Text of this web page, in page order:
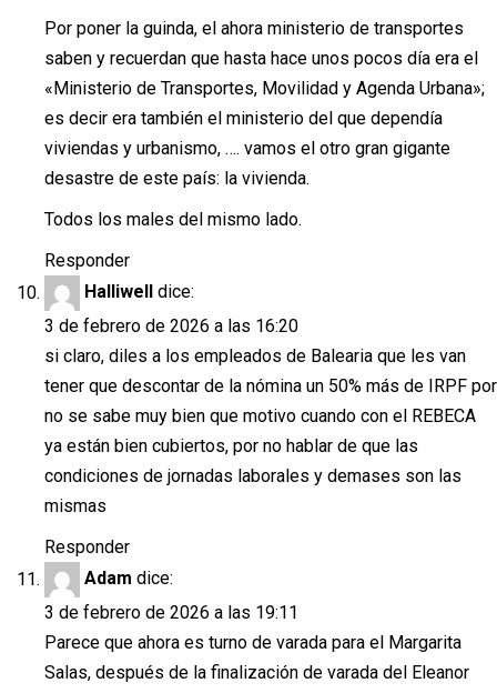
Por poner la guinda, el ahora ministerio de transportes
saben y recuerdan que hasta hace unos pocos día era el
«Ministerio de Transportes, Movilidad y Agenda Urbana»;
es decir era también el ministerio del que dependía
viviendas y urbanismo, …. vamos el otro gran gigante
desastre de este país: la vivienda.
Todos los males del mismo lado.
Responder
Halliwell
dice:
3 de febrero de 2026 a las 16:20
si claro, diles a los empleados de Balearia que les van
tener que descontar de la nómina un 50% más de IRPF por
no se sabe muy bien que motivo cuando con el REBECA
ya están bien cubiertos, por no hablar de que las
condiciones de jornadas laborales y demases son las
mismas
Responder
Adam dice:
3 de febrero de 2026 a las 19:11
Parece que ahora es turno de varada para el Margarita
Salas, después de la finalización de varada del Eleanor